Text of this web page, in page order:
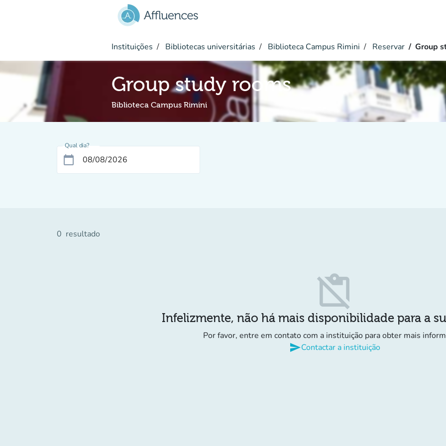
Instituições Bibliotecas universitárias Biblioteca Campus Rimini Reservar Group
Group study rooms
Biblioteca Campus Rimini
Qual dia?
calendar_today
0 resultado
content_paste_off
Infelizmente, não há mais disponibilidade para a
Por favor, entre em contato com a instituição para obter mais
sendContactar a instituição